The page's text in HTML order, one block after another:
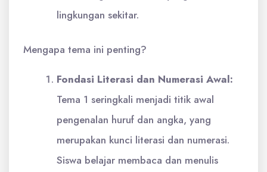
lingkungan sekitar.
Mengapa tema ini penting?
Fondasi Literasi dan Numerasi Awal:
Tema 1 seringkali menjadi titik awal
pengenalan huruf dan angka, yang
merupakan kunci literasi dan numerasi.
Siswa belajar membaca dan menulis